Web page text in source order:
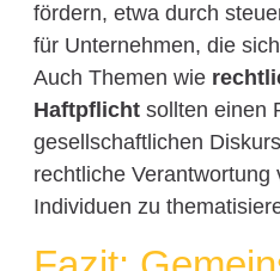
fördern, etwa durch
für Unternehmen, die
Auch Themen wie
Haftpflichtsollten einen
gesellschaftlichen
rechtliche Verantwortung
Individuen zu